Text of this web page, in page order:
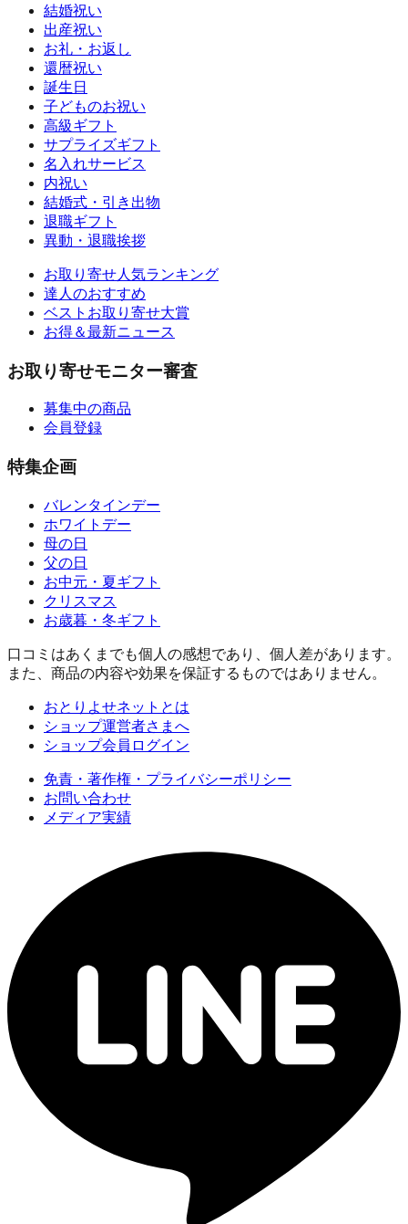
結婚祝い
出産祝い
お礼・お返し
還暦祝い
誕生日
子どものお祝い
高級ギフト
サプライズギフト
名入れサービス
内祝い
結婚式・引き出物
退職ギフト
異動・退職挨拶
お取り寄せ人気ランキング
達人のおすすめ
ベストお取り寄せ大賞
お得＆最新ニュース
お取り寄せモニター審査
募集中の商品
会員登録
特集企画
バレンタインデー
ホワイトデー
母の日
父の日
お中元・夏ギフト
クリスマス
お歳暮・冬ギフト
口コミはあくまでも個人の感想であり、個人差があります。
また、商品の内容や効果を保証するものではありません。
おとりよせネットとは
ショップ運営者さまへ
ショップ会員ログイン
免責・著作権・プライバシーポリシー
お問い合わせ
メディア実績